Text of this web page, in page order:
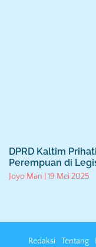
DPRD Kaltim
Perempuan di
Joyo Man 19 Mei 2025
Redaksi Tentang